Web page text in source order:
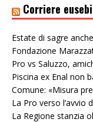
Corriere
Estate di sagre
Fondazione
Pro vs Saluzzo,
Piscina ex Enal non
Comune: «Misura
La Pro verso l’avvio
La Regione stanzia